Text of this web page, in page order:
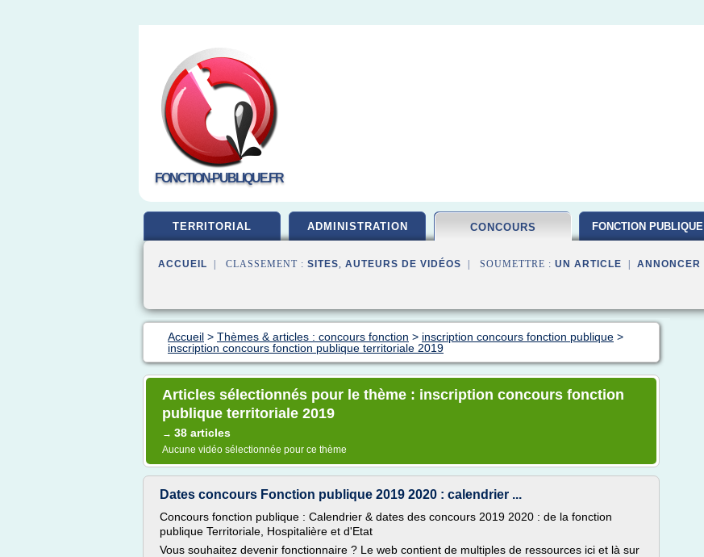
FONCTION-PUBLIQUE.FR
TERRITORIAL ADMINISTRATION CONCOURS FONCTION PUBLIQUE
ACCUEIL | CLASSEMENT : SITES, AUTEURS DE VIDÉOS | SOUMETTRE : UN ARTICLE ANNONCER
Accueil > Thèmes & articles : concours fonction > inscription concours fonction publique >
inscription concours fonction publique territoriale 2019
Articles sélectionnés pour le thème : inscription concours fonction
publique territoriale 2019
→ 38 articles
Aucune vidéo sélectionnée pour ce thème
Dates concours Fonction publique 2019 2020 : calendrier ...
Concours fonction publique : Calendrier & dates des concours 2019 2020 : de la fonction
publique Territoriale, Hospitalière et d'Etat
Vous souhaitez devenir fonctionnaire ? Le web contient de multiples de ressources ici et là sur